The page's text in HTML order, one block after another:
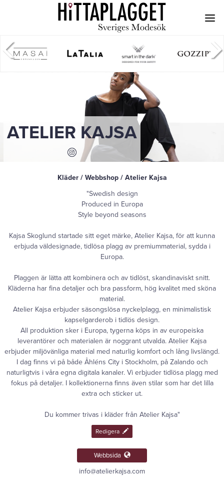
ATELIER KAJSA
Kläder / Webbshop / Atelier Kajsa
"Swedish design
Produced in Europa
Style beyond seasons
Kajsa Skoglund startade sitt eget märke, Atelier Kajsa, för att kunna
erbjuda väldesignade, tidlösa plagg av premiummaterial, sydda i
Europa.
Plaggen är lätta att kombinera och av tidlöst, skandinaviskt snitt.
Kläderna har fina detaljer och bra passform, hög kvalitet med sköna
material.
Atelier Kajsa erbjuder säsongslösa nyckelplagg, en minimalistisk
kapselgarderob i tidlös design.
All produktion sker i Europa, tygerna köps in av europeiska
leverantörer och materialen är noggrant utvalda. Atelier Kajsa
erbjuder miljövänliga material med naturlig komfort och lång livslängd.
I dag finns vi på både Åhléns City i Stockholm, på Zalando och
naturligtvis i våra egna digitala kanaler. Vi erbjuder tidlösa plagg med
fokus på detaljer. I kollektionerna finns även stilar som har det lilla
extra och sticker ut.
Du kommer trivas i kläder från Atelier Kajsa"
Redigera
Webbsida
info@atelierkajsa.com